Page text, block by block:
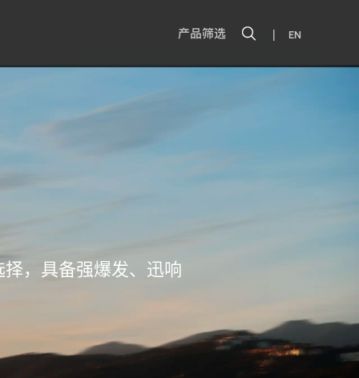
产品筛选 | EN
，具备强爆发、迅响